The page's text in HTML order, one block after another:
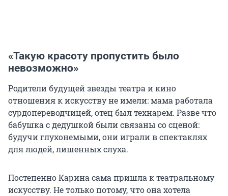
«Такую красоту пропустить было
невозможно»
Родители будущей звезды театра и кино
отношения к искусству не имели: мама работала
сурдопереводчицей, отец был технарем. Разве что
бабушка с дедушкой были связаны со сценой:
будучи глухонемыми, они играли в спектаклях
для людей, лишенных слуха.
Постепенно Карина сама пришла к театральному
искусству. Не только потому, что она хотела